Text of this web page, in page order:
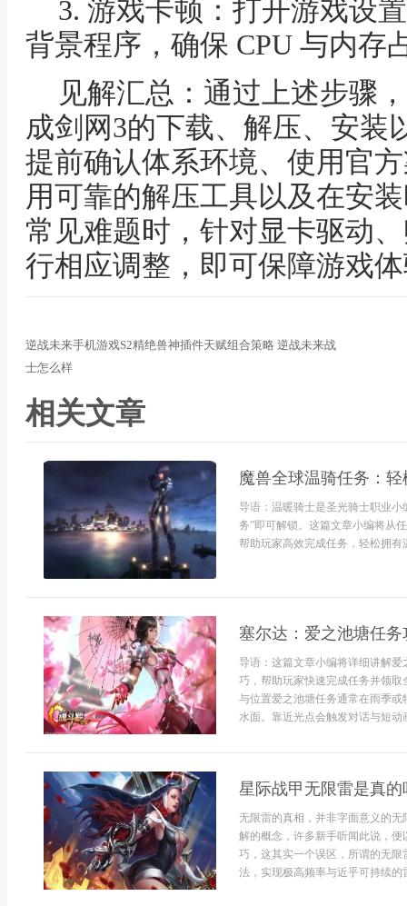
3. 游戏卡顿：打开游戏设
背景程序，确保 CPU 与内存
见解汇总：通过上述步骤
成剑网3的下载、解压、安装
提前确认体系环境、使用官
用可靠的解压工具以及在安
常见难题时，针对显卡驱动
行相应调整，即可保障游戏
逆战未来手机游戏S2精绝兽神插件天赋组合策略 逆战未来战
士怎么样
相关文章
魔兽全球温骑任务：
导语：温暖骑士是圣光骑士职业小
务”即可解锁。这篇文章小编将从
帮助玩家高效完成任务，轻松拥有
塞尔达：爱之池塘任务
导语：这篇文章小编将详细讲解
巧，帮助玩家快速完成任务并领
与位置爱之池塘任务通常在雨季
水面。靠近光点会触发对话与短
星际战甲无限雷是真
无限雷的真相，并非字面意义的
解的概念，许多新手听闻此说，
巧，这其实一个误区，所谓的无
法，实现极高频率与近乎可持续